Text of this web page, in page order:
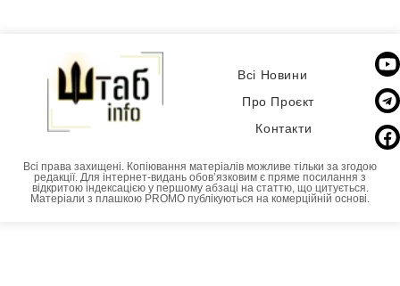
Всі Новини
Про Проєкт
Контакти
Всі права захищені. Копіювання матеріалів можливе тільки за згодою
редакції. Для інтернет-видань обовʼязковим є пряме посилання з
відкритою індексацією у першому абзаці на статтю, що цитується.
Матеріали з плашкою PROMO публікуються на комерційній основі.